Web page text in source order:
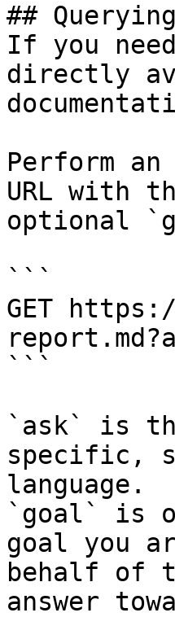
##
If you
directly
Perform
URL with
optional
```
GET
```
`ask` is
specific,
language.
`goal` is
goal you
behalf of
answer